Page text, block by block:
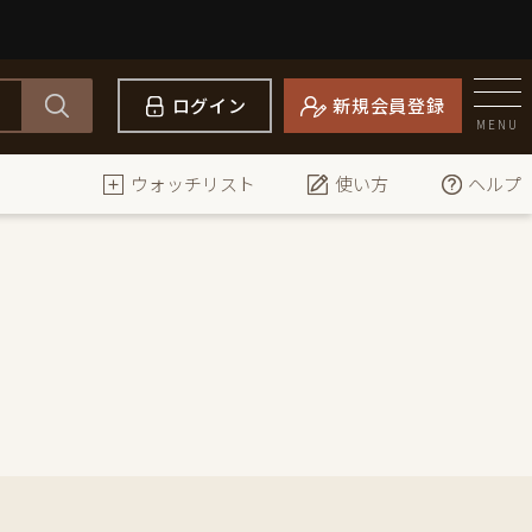
ログイン 新規会員登録
MENU
ウォッチリスト 使い方 ヘルプ